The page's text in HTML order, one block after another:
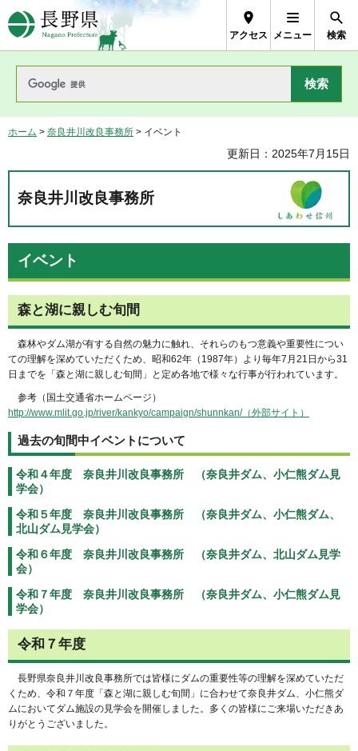
長野県Nagano Prefecture
アクセス メニュー 検索
ホーム > 奈良井川改良事務所 > イベント
更新日：2025年7月15日
奈良井川改良事務所
イベント
森と湖に親しむ旬間
森林やダム湖が有する自然の魅力に触れ、それらのもつ意義や重要性につい
ての理解を深めていただくため、昭和62年（1987年）より毎年7月21日から31
日までを「森と湖に親しむ旬間」と定め各地で様々な行事が行われています。
参考（国土交通省ホームページ）
http://www.mlit.go.jp/river/kankyo/campaign/shunnkan/（外部サイト）
過去の旬間中イベントについて
令和４年度 奈良井川改良事務所 （奈良井ダム、小仁熊ダム見
学会）
令和５年度 奈良井川改良事務所 （奈良井ダム、小仁熊ダム、
北山ダム見学会）
令和６年度 奈良井川改良事務所 （奈良井ダム、北山ダム見学
会）
令和７年度 奈良井川改良事務所 （奈良井ダム、小仁熊ダム見
学会）
令和７年度
長野県奈良井川改良事務所では皆様にダムの重要性等の理解を深めていただ
くため、令和７年度「森と湖に親しむ旬間」に合わせて奈良井ダム、小仁熊ダ
ムにおいてダム施設の見学会を開催しました。多くの皆様にご来場いただきあ
りがとうございました。